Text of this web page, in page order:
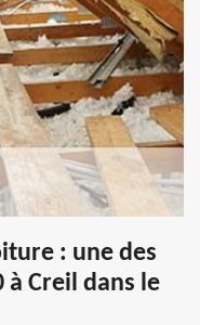
: une des
à Creil dans le